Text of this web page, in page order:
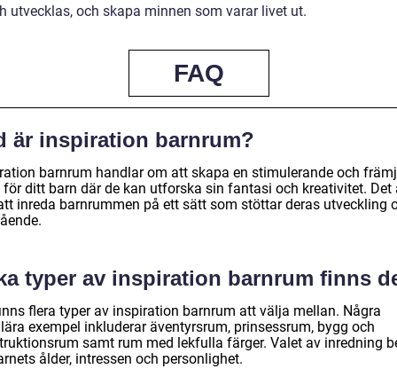
utvecklas, och skapa minnen som varar livet ut.
FAQ
är inspiration barnrum?
barnrum handlar om att skapa en stimulerande och
ditt barn där de kan utforska sin fantasi och kreativitet. Det
inreda barnrummen på ett sätt som stöttar deras utveckling
typer av inspiration barnrum finns
flera typer av inspiration barnrum att välja mellan. Några
exempel inkluderar äventyrsrum, prinsessrum, bygg och
samt rum med lekfulla färger. Valet av inredning
ålder, intressen och personlighet.